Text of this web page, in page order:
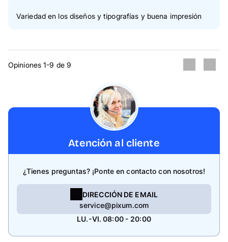
Variedad en los diseños y tipografías y buena impresión
Opiniones 1-9 de 9
Atención al cliente
¿Tienes preguntas? ¡Ponte en contacto con nosotros!
DIRECCIÓN DE EMAIL
service@pixum.com
LU.-VI. 08:00 - 20:00